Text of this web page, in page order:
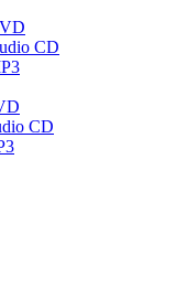
CD
CD